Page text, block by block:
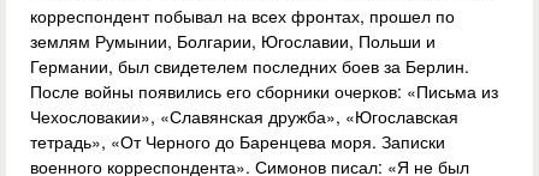
корреспондент побывал на всех фронтах, прошел по
землям Румынии, Болгарии, Югославии, Польши и
Германии, был свидетелем последних боев за Берлин.
После войны появились его сборники очерков: «Письма из
Чехословакии», «Славянская дружба», «Югославская
тетрадь», «От Черного до Баренцева моря. Записки
военного корреспондента». Симонов писал: «Я не был